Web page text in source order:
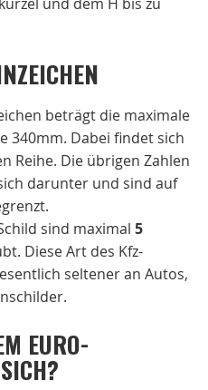
beträgt die maximale
340mm. Dabei findet sich
Reihe. Die übrigen Zahlen
darunter und sind auf
sind maximal 5
Diese Art des Kfz-
seltener an Autos,
EURO-